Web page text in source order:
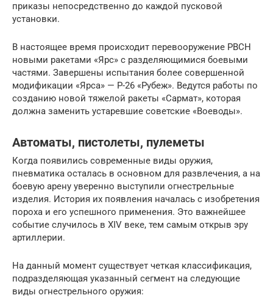
приказы непосредственно до каждой пусковой
установки.
В настоящее время происходит перевооружение РВСН
новыми ракетами «Ярс» с разделяющимися боевыми
частями. Завершены испытания более совершенной
модификации «Ярса» — Р-26 «Рубеж». Ведутся работы по
созданию новой тяжелой ракеты «Сармат», которая
должна заменить устаревшие советские «Воеводы».
Автоматы, пистолеты, пулеметы
Когда появились современные виды оружия,
пневматика осталась в основном для развлечения, а на
боевую арену уверенно выступили огнестрельные
изделия. История их появления началась с изобретения
пороха и его успешного применения. Это важнейшее
событие случилось в XIV веке, тем самым открыв эру
артиллерии.
На данный момент существует четкая классификация,
подразделяющая указанный сегмент на следующие
виды огнестрельного оружия: